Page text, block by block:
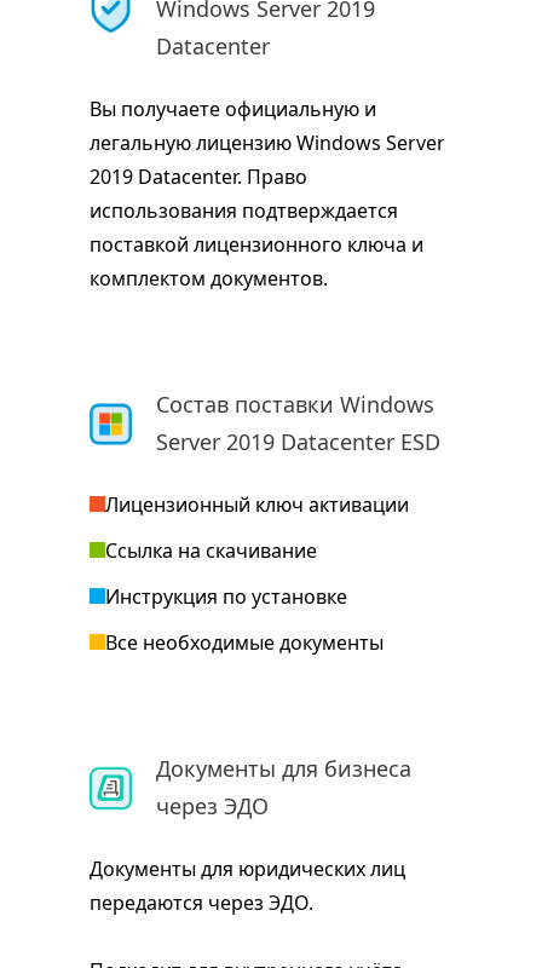
Windows Server 2019
Datacenter
Вы получаете официальную и
легальную лицензию Windows Server
2019 Datacenter. Право
использования подтверждается
поставкой лицензионного ключа и
комплектом документов.
Состав поставки Windows
Server 2019 Datacenter ESD
Лицензионный ключ активации
Ссылка на скачивание
Инструкция по установке
Все необходимые документы
Документы для бизнеса
через ЭДО
Документы для юридических лиц
передаются через ЭДО.